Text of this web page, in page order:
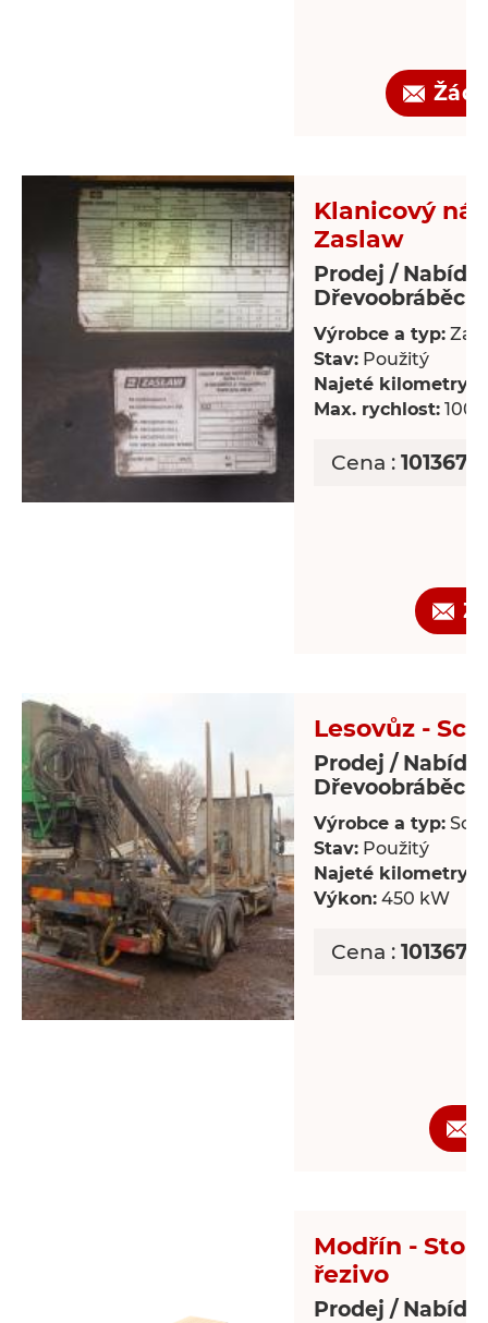
Klanicový
Zaslaw
Prodej /
Dřevoobráběcí
Výrobce a typ:
Stav: Použitý
Najeté kilometry:
Max. rychlost: 100
Cena :
Lesovůz -
Prodej /
Dřevoobráběcí
Výrobce a typ:
Stav: Použitý
Najeté kilometry:
Výkon: 450 kW
Cena :
Modřín -
řezivo
Prodej /